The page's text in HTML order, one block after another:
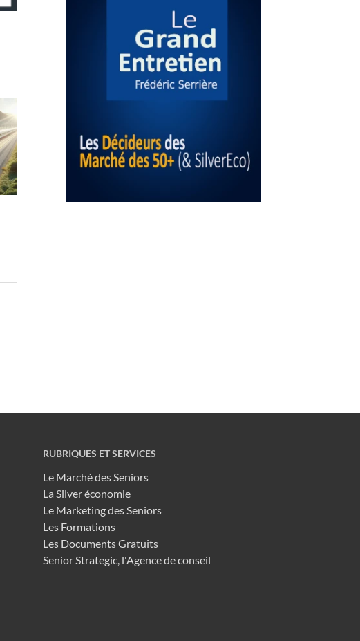
RUBRIQUES ET SERVICES
Le Marché des Seniors
La Silver économie
Le Marketing des Seniors
Les Formations
Les Documents Gratuits
Senior Strategic, l'Agence de conseil